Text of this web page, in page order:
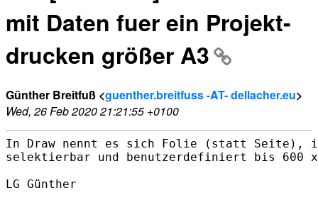
mit Daten fuer ein Projekt-
drucken größer A3
Günther Breitfuß <guenther.breitfuss -AT- dellacher.eu>
Wed, 26 Feb 2020 21:21:55 +0100
In Draw nennt es sich Folie (statt Seite),
selektierbar und benutzerdefiniert bis 600 x
LG Günther